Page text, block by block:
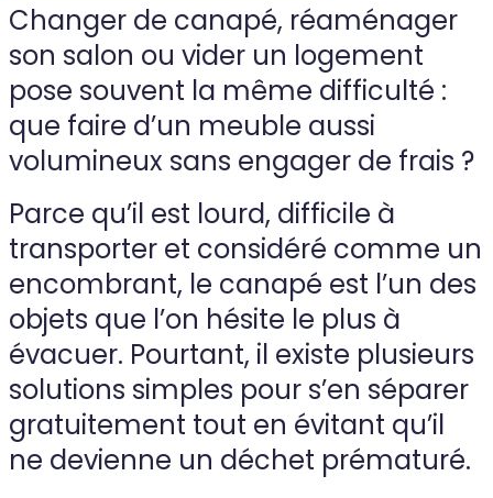
Changer de canapé, réaménager
son salon ou vider un logement
pose souvent la même difficulté :
que faire d’un meuble aussi
volumineux sans engager de frais ?
Parce qu’il est lourd, difficile à
transporter et considéré comme un
encombrant, le canapé est l’un des
objets que l’on hésite le plus à
évacuer. Pourtant, il existe plusieurs
solutions simples pour s’en séparer
gratuitement tout en évitant qu’il
ne devienne un déchet prématuré.